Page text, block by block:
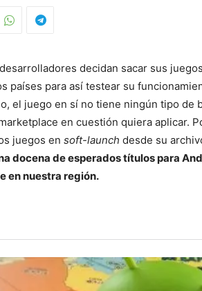
decidan sacar sus
países para así testear su
el juego en sí no tiene ningún tipo de
en cuestión quiera aplicar.
juegos en soft-launch desde su
docena de esperados títulos para
en nuestra región.